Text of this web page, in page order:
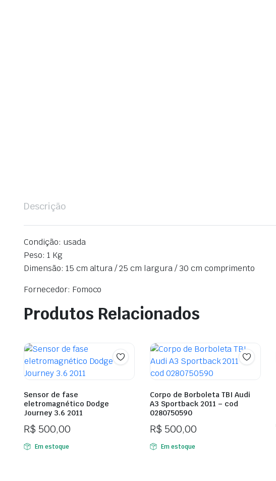
Descrição
Condição: usada
Peso: 1 Kg
Dimensão: 15 cm altura / 25 cm largura / 30 cm comprimento
Fornecedor: Fomoco
Produtos Relacionados
Sensor de fase
eletromagnético Dodge
Journey 3.6 2011
R$ 500,00
Em estoque
Corpo de Borboleta TBI Audi
A3 Sportback 2011 – cod
0280750590
R$ 500,00
Em estoque